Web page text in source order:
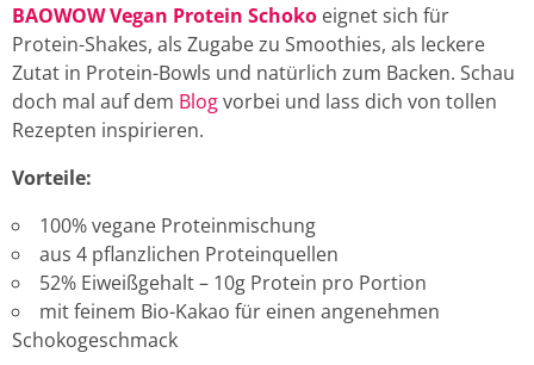
BAOWOW Vegan Protein Schoko eignet sich für
Protein-Shakes, als Zugabe zu Smoothies, als leckere
Zutat in Protein-Bowls und natürlich zum Backen. Schau
doch mal auf dem Blogvorbei und lass dich von tollen
Rezepten inspirieren.
Vorteile:
100% vegane Proteinmischung
aus 4 pflanzlichen Proteinquellen
52% Eiweißgehalt – 10g Protein pro Portion
mit feinem Bio-Kakao für einen angenehmen
Schokogeschmack